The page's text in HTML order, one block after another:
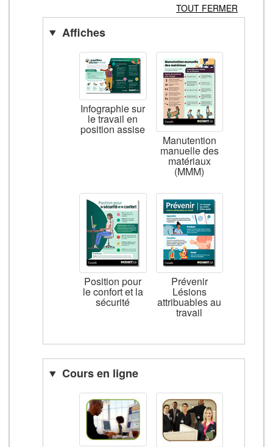
TOUT FERMER
Affiches
Infographie sur
le travail en
position assise
Manutention
manuelle des
matériaux
(MMM)
Position pour
le confort et la
sécurité
Prévenir
Lésions
attribuables au
travail
Cours en ligne